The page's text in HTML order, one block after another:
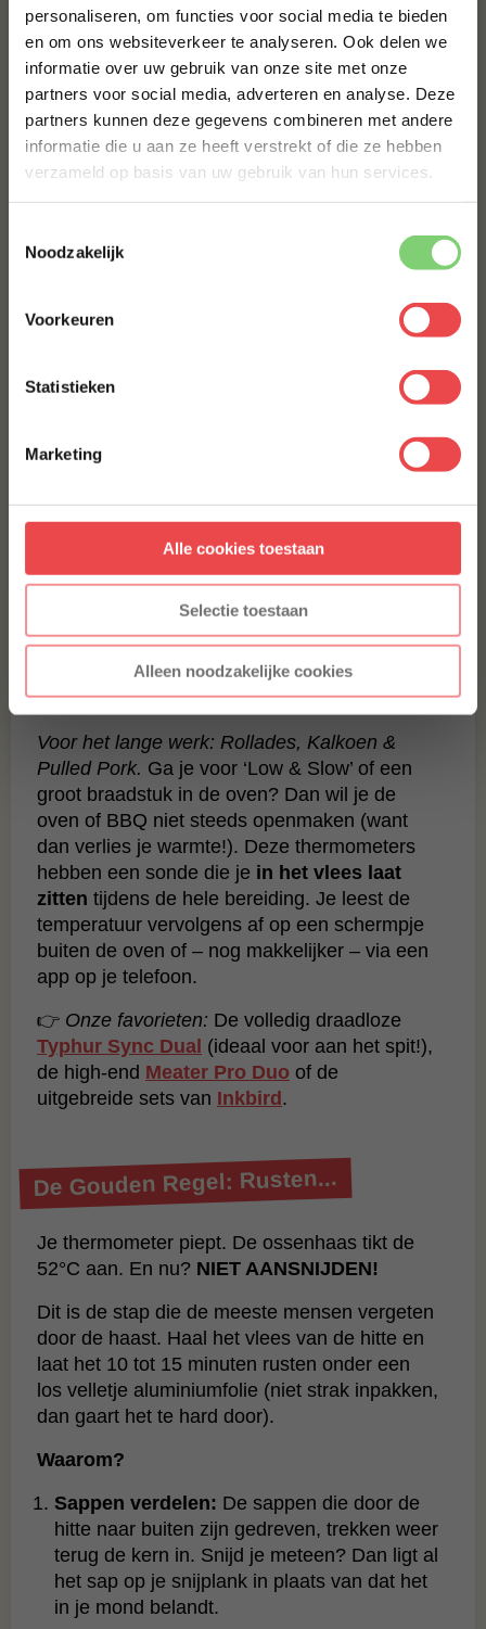
personaliseren, om functies voor social media te bieden
en om ons websiteverkeer te analyseren. Ook delen we
informatie over uw gebruik van onze site met onze
partners voor social media, adverteren en analyse. Deze
partners kunnen deze gegevens combineren met andere
informatie die u aan ze heeft verstrekt of die ze hebben
verzameld op basis van uw gebruik van hun services.
Noodzakelijk
Voorkeuren
Statistieken
Marketing
Alle cookies toestaan
Selectie toestaan
Alleen noodzakelijke cookies
2. De ‘Leave-in’ Thermometer
(Draadloos of met draad)
Voor het lange werk: Rollades, Kalkoen &
Pulled Pork. Ga je voor ‘Low & Slow’ of een
groot braadstuk in de oven? Dan wil je de
oven of BBQ niet steeds openmaken (want
dan verlies je warmte!). Deze thermometers
hebben een sonde die je in het vlees laat
zitten tijdens de hele bereiding. Je leest de
temperatuur vervolgens af op een schermpje
buiten de oven of – nog makkelijker – via een
app op je telefoon.
👉 Onze favorieten: De volledig draadloze
Typhur Sync Dual (ideaal voor aan het spit!),
de high-end Meater Pro Duo of de
uitgebreide sets van Inkbird .
De Gouden Regel: Rusten...
Je thermometer piept. De ossenhaas tikt de
52°C aan. En nu? NIET AANSNIJDEN!
Dit is de stap die de meeste mensen vergeten
door de haast. Haal het vlees van de hitte en
laat het 10 tot 15 minuten rusten onder een
los velletje aluminiumfolie (niet strak inpakken,
dan gaart het te hard door).
Waarom?
Sappen verdelen: De sappen die door de
hitte naar buiten zijn gedreven, trekken weer
terug de kern in. Snijd je meteen? Dan ligt al
het sap op je snijplank in plaats van dat het
in je mond belandt.
10% korting op je
eerste bestelling*
Schrijf je in voor onze nieuwsbrief en ontvang direct
10% korting op jouw eerste bestelling.
ACHTERNAAM
* Alleen voor nieuwe inschrijvers, korting niet geldig op reeds
afgeprijsde producten.